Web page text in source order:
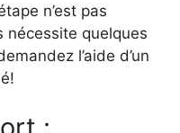
n’est pas
nécessite quelques
l’aide d’un